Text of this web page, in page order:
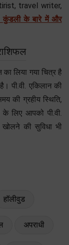
travel writer,
कुंडली के बारे में और
लिया गया चित्र है
पी.वी. एकिलान की
की ग्रहीय स्थिति,
लिए आपको पी.वी.
की सुविधा भी
हॉलीवुड
अपराधी